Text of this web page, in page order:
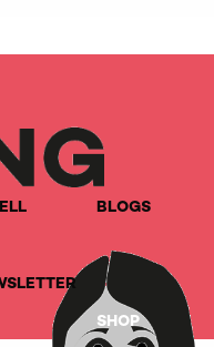
BLOGS
SHOP